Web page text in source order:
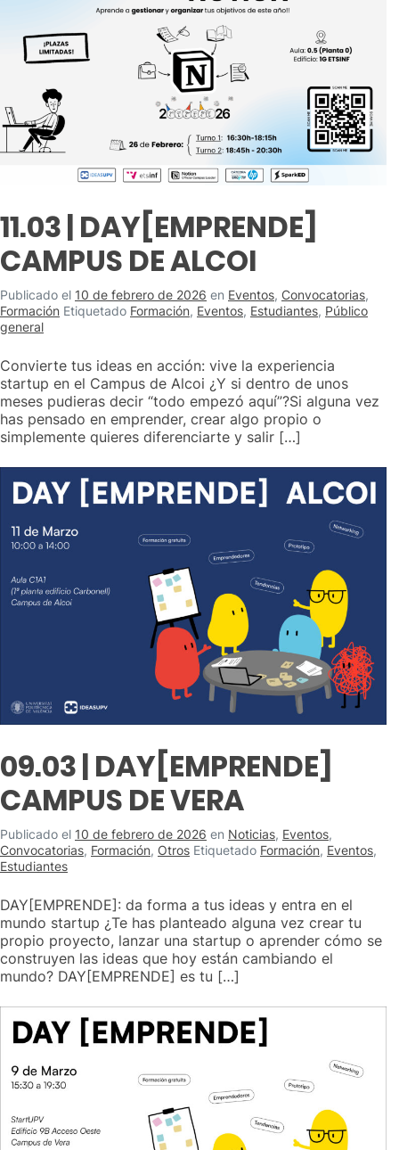
11.03 | DAY[EMPRENDE]
CAMPUS DE ALCOI
Publicado el 10 de febrero de 2026 en Eventos, Convocatorias,
Formación Etiquetado Formación, Eventos, Estudiantes, Público
general
Convierte tus ideas en acción: vive la experiencia
startup en el Campus de Alcoi ¿Y si dentro de unos
meses pudieras decir “todo empezó aquí”?Si alguna vez
has pensado en emprender, crear algo propio o
simplemente quieres diferenciarte y salir […]
09.03 | DAY[EMPRENDE]
CAMPUS DE VERA
Publicado el 10 de febrero de 2026 en Noticias, Eventos,
Convocatorias, Formación, Otros Etiquetado Formación, Eventos,
Estudiantes
DAY[EMPRENDE]: da forma a tus ideas y entra en el
mundo startup ¿Te has planteado alguna vez crear tu
propio proyecto, lanzar una startup o aprender cómo se
construyen las ideas que hoy están cambiando el
mundo? DAY[EMPRENDE] es tu […]